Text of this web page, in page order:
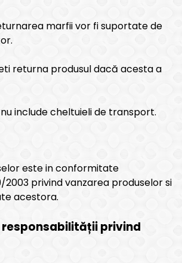
marfii vor fi suportate de
returna produsul dacă acesta a
include cheltuieli de transport.
este in conformitate
2003 privind vanzarea produselor si
acestora.
responsabilității privind